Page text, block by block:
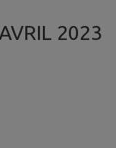
2023